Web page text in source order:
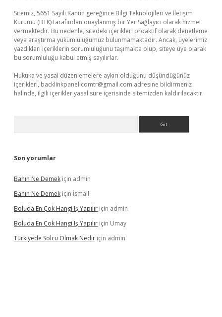
Sitemiz, 5651 Sayılı Kanun gereğince Bilgi Teknolojileri ve İletişim
Kurumu (BTK) tarafından onaylanmış bir Yer Sağlayıcı olarak hizmet
vermektedir. Bu nedenle, sitedeki içerikleri proaktif olarak denetleme
veya araştırma yükümlülüğümüz bulunmamaktadır. Ancak, üyelerimiz
yazdıkları içeriklerin sorumluluğunu taşımakta olup, siteye üye olarak
bu sorumluluğu kabul etmiş sayılırlar.
Hukuka ve yasal düzenlemelere aykırı olduğunu düşündüğünüz
içerikleri, backlinkpanelicomtr@gmail.com adresine bildirmeniz
halinde, ilgili içerikler yasal süre içerisinde sitemizden kaldırılacaktır.
Son yorumlar
Bahın Ne Demek için admin
Bahın Ne Demek için İsmail
Boluda En Çok Hangi Iş Yapılır için admin
Boluda En Çok Hangi Iş Yapılır için Umay
Türkiyede Solcu Olmak Nedir için admin